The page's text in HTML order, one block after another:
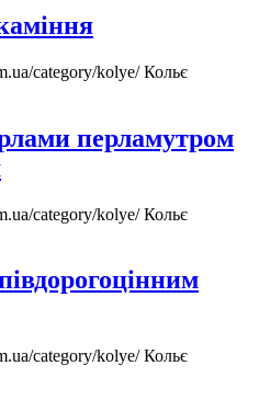
category/kolye/Кольє
перламутром
category/kolye/Кольє
category/kolye/Кольє